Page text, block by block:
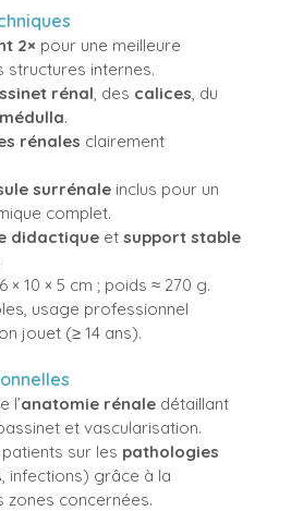
2× pour une meilleure
structures internes.
rénal, des calices, du
médulla.
rénales clairement
surrénale inclus pour un
complet.
didactique et support stable
× 10 × 5 cm ; poids ≈ 270 g.
usage professionnel
jouet (≥ 14 ans).
l’anatomie rénale détaillant
et vascularisation.
sur les pathologies
infections) grâce à la
zones concernées.